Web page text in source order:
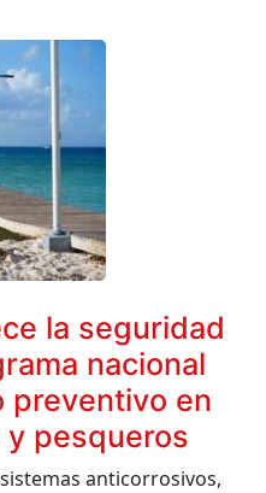
la seguridad
nacional
preventivo en
pesqueros
anticorrosivos,